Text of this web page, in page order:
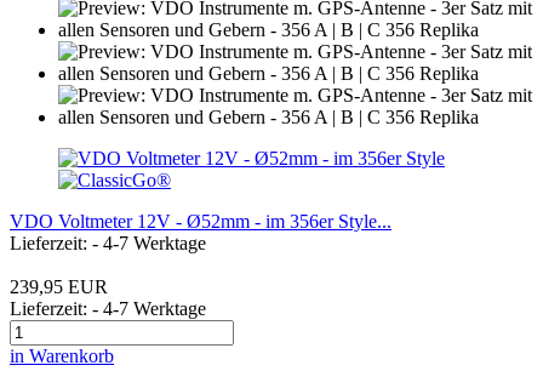
VDO Voltmeter 12V - Ø52mm - im 356er Style...
Lieferzeit: - 4-7 Werktage
239,95 EUR
Lieferzeit: - 4-7 Werktage
in Warenkorb